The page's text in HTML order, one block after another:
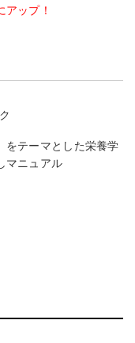
アップ！
をテーマとした栄養学
マニュアル